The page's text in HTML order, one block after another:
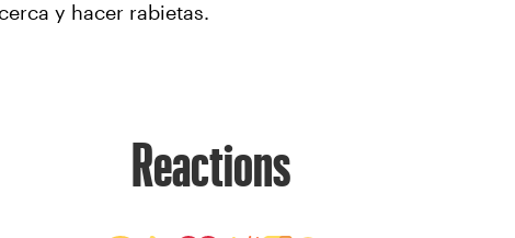
y hacer rabietas.
Reactions